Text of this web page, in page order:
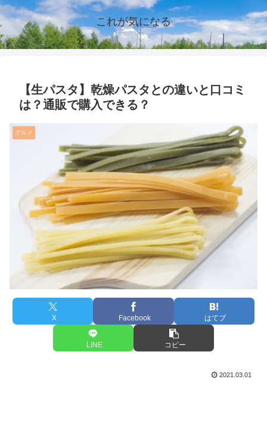
これが気になる
【生パスタ】乾燥パスタとの違いと口コミ
は？通販で購入できる？
グルメ
X Facebook はてブ
LINE コピー
2021.03.01